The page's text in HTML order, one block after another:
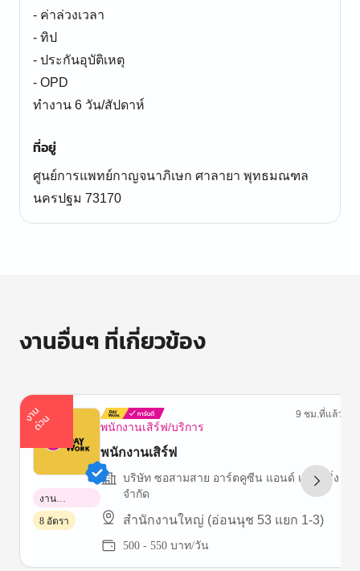
- ค่าล่วงเวลา
- ทิป
- ประกันอุบัติเหตุ
- OPD
ทำงาน 6 วัน/สัปดาห์
ที่อยู่
ศูนย์การแพทย์กาญจนาภิเษก ศาลายา พุทธมณฑล
นครปฐม 73170
งานอื่นๆ ที่เกี่ยวข้อง
ง
า
น
ด่
ว
น พนักงานเสิร์ฟ/บริการ
9 ชม.ที่แล้ว
พนักงานเสิร์ฟ
บริษัท ซอสามสาย อาร์ตคูซีน แอนด์ เคเตอริ่ง
จำกัด
สำนักงานใหญ่ (อ่อนนุช 53 แยก 1-3)
500 - 550 บาท/วัน
งาน
พาร์ทไทม์
8 อัตรา